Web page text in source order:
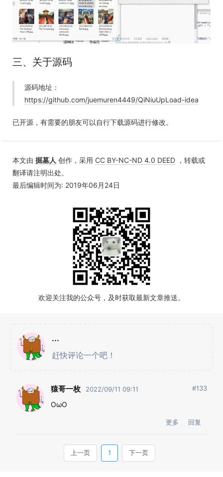
三、关于源码
源码地址：
https://github.com/juemuren4449/QiNiuUpLoad-idea
已开源，有需要的朋友可以自行下载源码进行修改。
本文由 掘墓人 创作，采用 CC BY-NC-ND 4.0 DEED ，转载或
翻译请注明出处。
最后编辑时间为: 2019年06月24日
欢迎关注我的公众号，及时获取最新文章推送。